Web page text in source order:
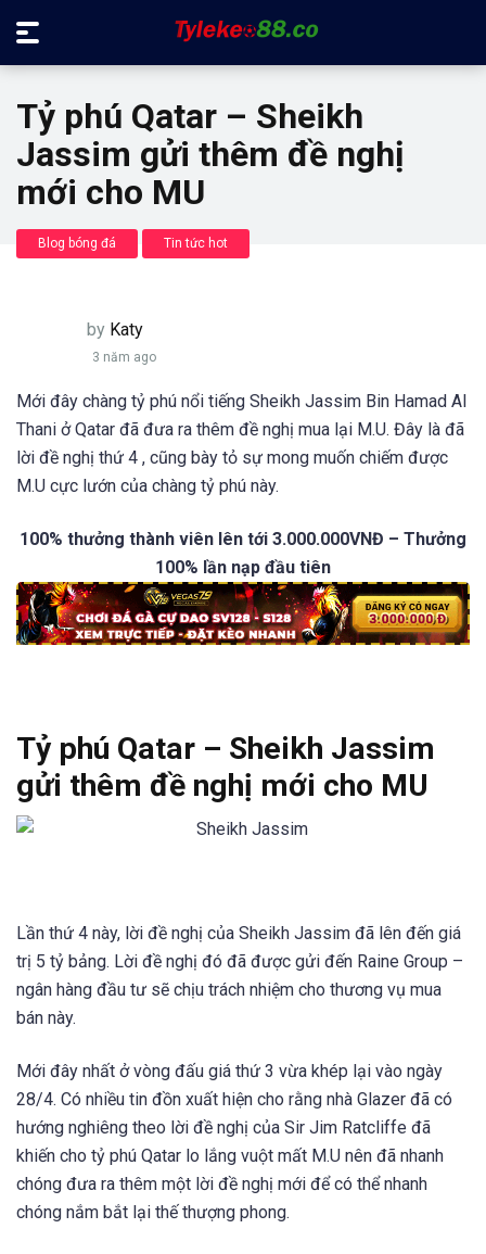
Tỷ phú Qatar – Sheikh
Jassim gửi thêm đề nghị
mới cho MU
Blog bóng đá Tin tức hot
by Katy
3 năm ago
Mới đây chàng tỷ phú nổi tiếng Sheikh Jassim Bin Hamad Al
Thani ở Qatar đã đưa ra thêm đề nghị mua lại M.U. Đây là đã
lời đề nghị thứ 4 , cũng bày tỏ sự mong muốn chiếm được
M.U cực lướn của chàng tỷ phú này.
100% thưởng thành viên lên tới 3.000.000VNĐ – Thưởng
100% lần nạp đầu tiên
Tỷ phú Qatar – Sheikh Jassim
gửi thêm đề nghị mới cho MU
Lần thứ 4 này, lời đề nghị của Sheikh Jassim đã lên đến giá
trị 5 tỷ bảng. Lời đề nghị đó đã được gửi đến Raine Group –
ngân hàng đầu tư sẽ chịu trách nhiệm cho thương vụ mua
bán này.
Mới đây nhất ở vòng đấu giá thứ 3 vừa khép lại vào ngày
28/4. Có nhiều tin đồn xuất hiện cho rằng nhà Glazer đã có
hướng nghiêng theo lời đề nghị của Sir Jim Ratcliffe đã
khiến cho tỷ phú Qatar lo lắng vuột mất M.U nên đã nhanh
chóng đưa ra thêm một lời đề nghị mới để có thể nhanh
chóng nắm bắt lại thế thượng phong.